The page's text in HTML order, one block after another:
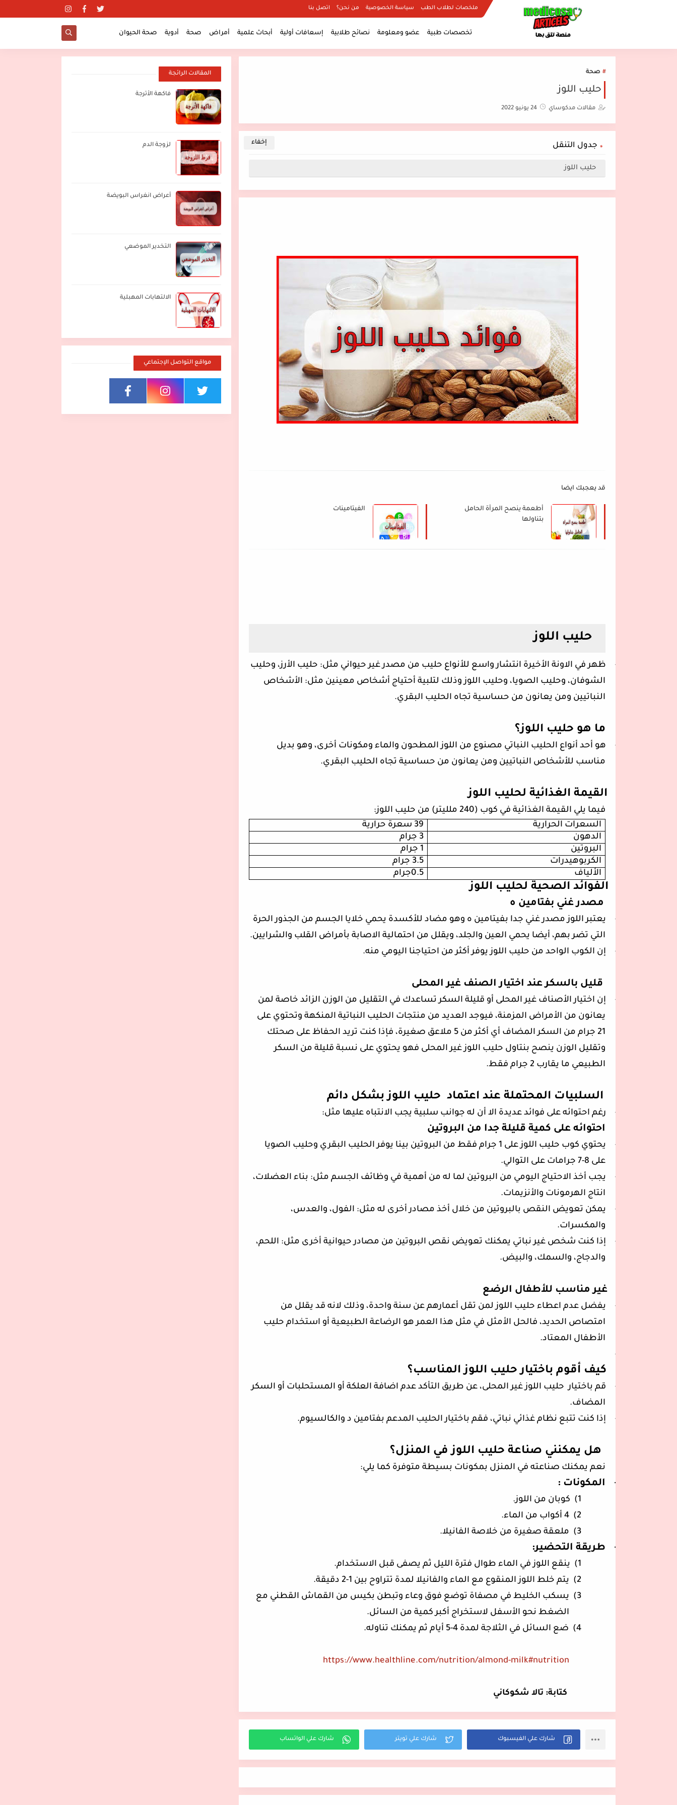
ملخصات لطلاب الطب سياسة الخصوصية من نحن؟ اتصل بنا
تخصصات طبية عضو ومعلومة نصائح طلابية إسعافات أولية أبحاث علمية أمراض صحة أدوية صحة الحيوان
صحة
حليب اللوز
مقالات مدكوساي 24 يونيو 2022
جدول التنقل
حليب اللوز
قد يعجبك ايضا
أطعمة ينصح المرأة الحامل
بتناولها
الفيتامينات
حليب اللوز
-
ظهر في الاونة الأخيرة انتشار واسع للأنواع حليب من مصدر غير حيواني مثل: حليب الأرز، وحليب
الشوفان، وحليب الصويا، وحليب اللوز وذلك لتلبية أحتياج أشخاص معينين مثل: الأشخاص
النباتيين ومن يعانون من حساسية تجاه الحليب البقري.
ما هو حليب اللوز؟
-
هو أحد أنواع الحليب النباتي مصنوع من اللوز المطحون والماء ومكونات أخرى، وهو بديل
مناسب للأشخاص النباتيين ومن يعانون من حساسية تجاه الحليب البقري.
القيمة الغذائية لحليب اللوز
فيما يلي القيمة الغذائية في كوب (240 ملليتر) من حليب اللوز:
السعرات الحرارية
39 سعرة حرارية
الدهون
3 جرام
البروتين
1 جرام
الكربوهيدرات
3.5 جرام
الألياف
0.5جرام
الفوائد الصحية لحليب اللوز
مصدر غني بفتامين ه
-
يعتبر اللوز مصدر غني جدا بفيتامين ه وهو مضاد للأكسدة يحمي خلايا الجسم من الجذور الحرة
التي تضر بهم، أيضا يحمي العين والجلد، ويقلل من احتمالية الاصابة بأمراض القلب والشرايين.
-
إن الكوب الواحد من حليب اللوز يوفر أكثر من احتياجنا اليومي منه.
قليل بالسكر عند اختيار الصنف غير المحلى
-
إن اختيار الأصناف غير المحلى أو قليلة السكر تساعدك في التقليل من الوزن الزائد خاصة لمن
يعانون من الأمراض المزمنة، فيوجد العديد من منتجات الحليب النباتية المنكهة وتحتوي على
21 جرام من السكر المضاف أي أكثر من 5 ملاعق صغيرة، فإذا كنت تريد الحفاظ على صحتك
وتقليل الوزن ينصح بنتاول حليب اللوز غير المحلى فهو يحتوي على نسبة قليلة من السكر
الطبيعي ما يقارب 2 جرام فقط.
السلبيات المحتملة عند اعتماد حليب اللوز بشكل دائم
- رغم احتوائه على فوائد عديدة الا أن له جوانب سلبية يجب الانتباه عليها مثل:
احتوائه على كمية قليلة جدا من البروتين
-
يحتوي كوب حليب اللوز على 1 جرام فقط من البروتين بينا يوفر الحليب البقري وحليب الصويا
على 8-7 جرامات على التوالي.
-
يجب أخذ الاحتياج اليومي من البروتين لما له من أهمية في وظائف الجسم مثل: بناء العضلات،
انتاج الهرمونات والأنزيمات.
-
يمكن تعويض النقص بالبروتين من خلال أخذ مصادر أخرى له مثل: الفول، والعدس،
والمكسرات.
-
إذا كنت شخص غير نباتي يمكنك تعويض نقص البروتين من مصادر حيوانية أخرى مثل: اللحم،
والدجاج، والسمك، والبيض.
غير مناسب للأطفال الرضع
-
يفضل عدم اعطاء حليب اللوز لمن تقل أعمارهم عن سنة واحدة، وذلك لانه قد يقلل من
امتصاص الحديد، فالحل الأمثل في مثل هذا العمر هو الرضاعة الطبيعية أو استخدام حليب
الأطفال المعتاد.
-
كيف أقوم باختيار حليب اللوز المناسب؟
-
قم باختيار حليب اللوز غير المحلى، عن طريق التأكد عدم اضافة العلكة أو المستحلبات أو السكر
المضاف.
-
إذا كنت تتبع نظام غذائي نباتي، فقم باختيار الحليب المدعم بفتامين د والكالسيوم.
هل يمكنني صناعة حليب اللوز في المنزل؟
نعم يمكنك صناعته في المنزل بمكونات بسيطة متوفرة كما يلي:
- المكونات :
1)
كوبان من اللوز.
2)
4 أكواب من الماء.
3)
ملعقة صغيرة من خلاصة الفانيلا.
- طريقة التحضير:
1)
ينقع اللوز في الماء طوال فترة الليل ثم يصفى قبل الاستخدام.
2)
يتم خلط اللوز المنقوع مع الماء والفانيلا لمدة تتراوح بين 1-2 دقيقة.
3)
يسكب الخليط في مصفاة توضع فوق وعاء وتبطن بكيس من القماش القطني مع
الضغط نحو الأسفل لاستخراج أكبر كمية من السائل.
4)
ضع السائل في الثلاجة لمدة 4-5 أيام ثم يمكنك تناوله.
https://www.healthline.com/nutrition/almond-milk#nutrition
المقالات الرائجة
فاكهة الأترجة
لزوجة الدم
أعراض انغراس البويضة
التخدير الموضعي
الالتهابات المهبلية
مواقع التواصل الإجتماعي